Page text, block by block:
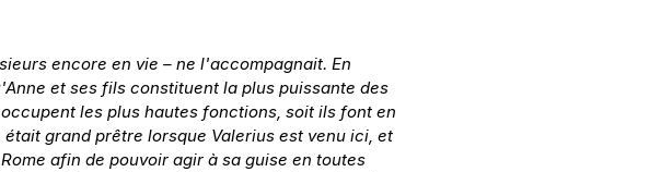
encore en vie – ne l'accompagnait. En
et ses fils constituent la plus puissante des
les plus hautes fonctions, soit ils font en
grand prêtre lorsque Valerius est venu ici, et
afin de pouvoir agir à sa guise en toutes